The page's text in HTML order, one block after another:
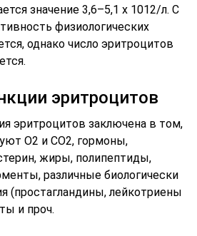
значение 3,6–5,1 х 1012/л. С
физиологических
однако число эритроцитов
эритроцитов
эритроцитов заключена в том,
О2 и СО2, гормоны,
жиры, полипептиды,
различные биологически
(простагландины, лейкотриены
и проч.